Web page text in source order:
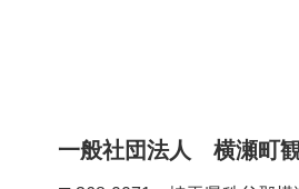
一般社団法人 横瀬町